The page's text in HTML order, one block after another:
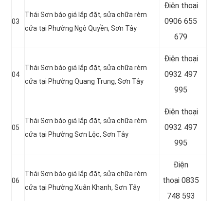
03
Thái Sơn báo giá lắp đặt, sửa chữa rèm
cửa tại Phường Ngô Quyền, Sơn Tây
Điện thoại
0906 655
679
04
Thái Sơn báo giá lắp đặt, sửa chữa rèm
cửa tại Phường Quang Trung, Sơn Tây
Điện thoại
0932 497
995
05
Thái Sơn báo giá lắp đặt, sửa chữa rèm
cửa tại Phường Sơn Lộc, Sơn Tây
Điện thoại
0932 497
995
06
Thái Sơn báo giá lắp đặt, sửa chữa rèm
cửa tại Phường Xuân Khanh, Sơn Tây
Điện
thoại 0835
748 593